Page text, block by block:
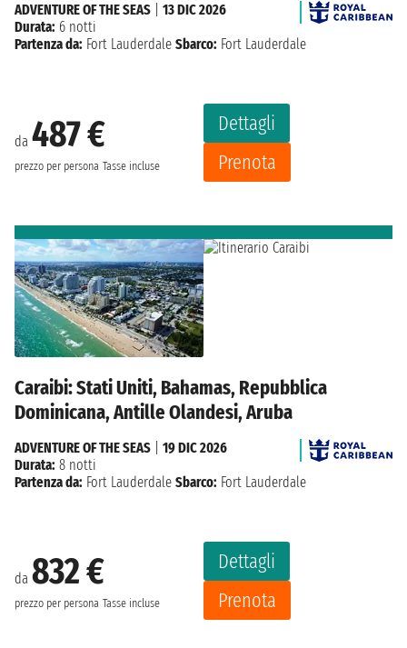
da 487 €
prezzo per persona Tasse incluse
Dettagli
Prenota
ADVENTURE OF THE SEAS
13 DIC 2026
Durata: 6 notti
Partenza da: Fort Lauderdale Sbarco: Fort Lauderdale
Caraibi: Stati Uniti, Bahamas, Repubblica
Dominicana, Antille Olandesi, Aruba
da 832 €
prezzo per persona Tasse incluse
Dettagli
Prenota
ADVENTURE OF THE SEAS
19 DIC 2026
Durata: 8 notti
Partenza da: Fort Lauderdale Sbarco: Fort Lauderdale